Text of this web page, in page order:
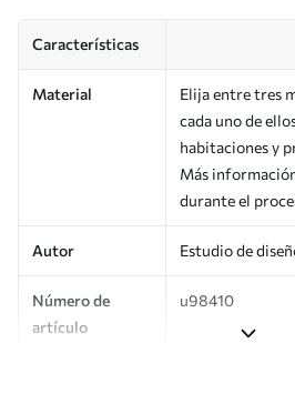
Características
Material
Elija entre tres
cada uno de
habitaciones y
Más
durante el
Autor Estudio de
Número de
artículo
u98410